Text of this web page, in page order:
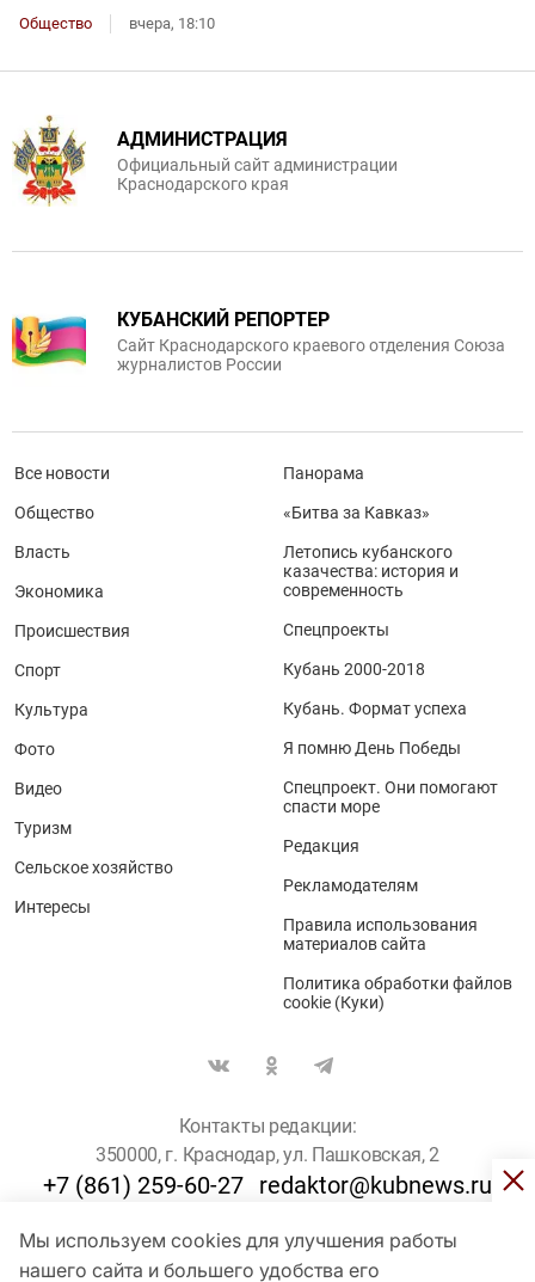
Общество вчера, 18:10
Мы используем cookies для улучшения работы
нашего сайта и большего удобства его
АДМИНИСТРАЦИЯ
Официальный сайт администрации
Краснодарского края
КУБАНСКИЙ РЕПОРТЕР
Сайт Краснодарского краевого отделения Союза
журналистов России
Все новости
Общество
Власть
Экономика
Происшествия
Спорт
Культура
Фото
Видео
Туризм
Сельское хозяйство
Интересы
Панорама
«Битва за Кавказ»
Летопись кубанского
казачества: история и
современность
Спецпроекты
Кубань 2000-2018
Кубань. Формат успеха
Я помню День Победы
Спецпроект. Они помогают
спасти море
Редакция
Рекламодателям
Правила использования
материалов сайта
Политика обработки файлов
cookie (Куки)
Контакты редакции:
350000, г. Краснодар, ул. Пашковская, 2
+7 (861) 259-60-27 redaktor@kubnews.ru
Для пользователей старше 16 лет